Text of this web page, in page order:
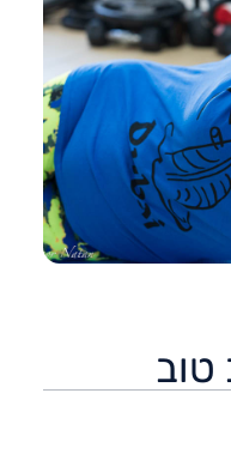
טוב